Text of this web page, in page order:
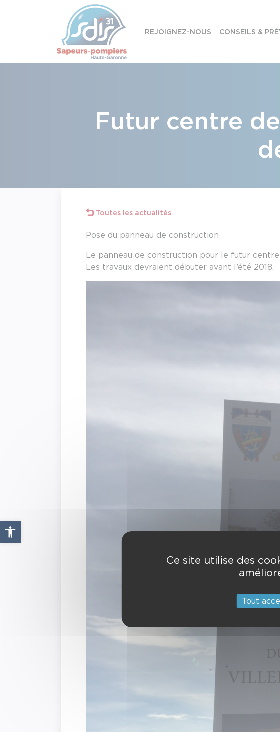
Ouvrir la barre d’outils
REJOIGNEZ-NOUS CONSEILS &
Futur centre
Toutes les actualités
Pose du panneau de construction
Le panneau de construction pour le futur
Les travaux devraient débuter avant l’été 2018.
Panneau de gestion des cookies
Ce site utilise des
Tout